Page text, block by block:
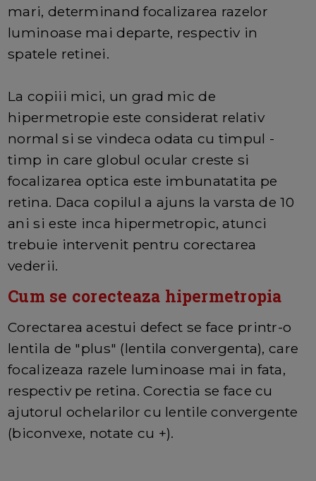
mari, determinand focalizarea razelor
luminoase mai departe, respectiv in
spatele retinei.
La copiii mici, un grad mic de
hipermetropie este considerat relativ
normal si se vindeca odata cu timpul -
timp in care globul ocular creste si
focalizarea optica este imbunatatita pe
retina. Daca copilul a ajuns la varsta de 10
ani si este inca hipermetropic, atunci
trebuie intervenit pentru corectarea
vederii.
Cum se corecteaza hipermetropia
Corectarea acestui defect se face printr-o
lentila de "plus" (lentila convergenta), care
focalizeaza razele luminoase mai in fata,
respectiv pe retina. Corectia se face cu
ajutorul ochelarilor cu lentile convergente
(biconvexe, notate cu +).